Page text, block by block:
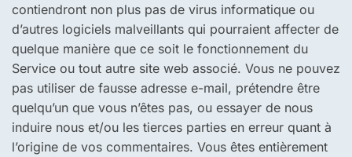
contiendront non plus pas de virus informatique ou
d’autres logiciels malveillants qui pourraient affecter de
quelque manière que ce soit le fonctionnement du
Service ou tout autre site web associé. Vous ne pouvez
pas utiliser de fausse adresse e-mail, prétendre être
quelqu’un que vous n’êtes pas, ou essayer de nous
induire nous et/ou les tierces parties en erreur quant à
l’origine de vos commentaires. Vous êtes entièrement